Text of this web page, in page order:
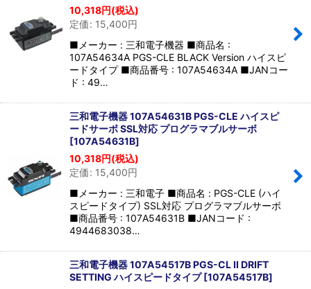
10,318円(税込)
定価: 15,400円
■メーカー : 三和電子機器 ■商品名 :
107A54634A PGS-CLE BLACK Version ハイスピ
ードタイプ ■商品番号 : 107A54634A ■JANコー
ド : 49…
三和電子機器 107A54631B PGS-CLE ハイスピ
ードサーボ SSL対応 プログラマブルサーボ
[107A54631B]
10,318円(税込)
定価: 15,400円
■メーカー : 三和電子 ■商品名 : PGS-CLE (ハイ
スピードタイプ) SSL対応 プログラマブルサーボ
■商品番号 : 107A54631B ■JANコード :
4944683038…
三和電子機器 107A54517B PGS-CL II DRIFT
SETTING ハイスピードタイプ[107A54517B]